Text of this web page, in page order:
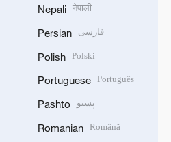
Nepali नेपाली
Persian فارسی
Polish Polski
Portuguese Português
Pashto پښتو
Romanian Română